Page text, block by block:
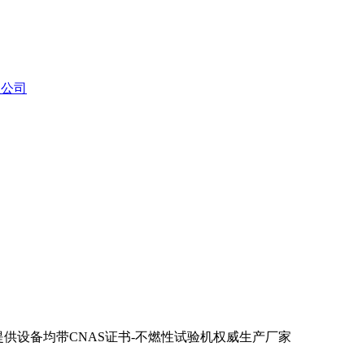
司
设备均带CNAS证书-不燃性试验机权威生产厂家